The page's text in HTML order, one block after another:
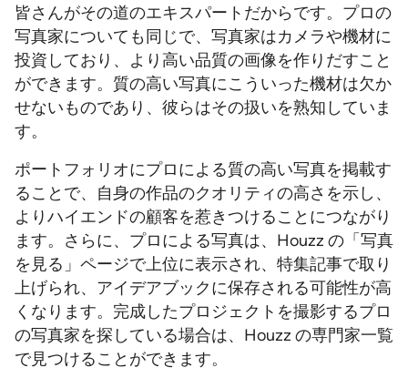
皆さんがその道のエキスパートだからです。プロの
写真家についても同じで、写真家はカメラや機材に
投資しており、より高い品質の画像を作りだすこと
ができます。質の高い写真にこういった機材は欠か
せないものであり、彼らはその扱いを熟知していま
す。
ポートフォリオにプロによる質の高い写真を掲載す
ることで、自身の作品のクオリティの高さを示し、
よりハイエンドの顧客を惹きつけることにつながり
ます。さらに、プロによる写真は、Houzz の「写真
を見る」ページで上位に表示され、特集記事で取り
上げられ、アイデアブックに保存される可能性が高
くなります。完成したプロジェクトを撮影するプロ
の写真家を探している場合は、Houzz の専門家一覧
で見つけることができます。